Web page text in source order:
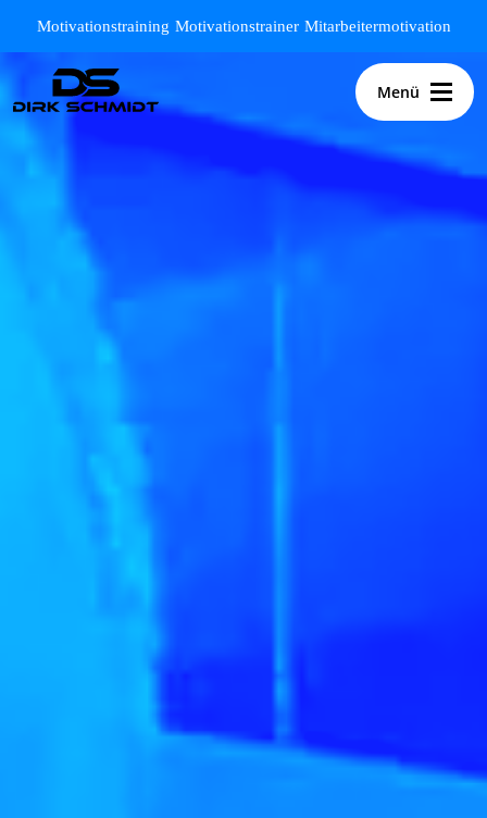
Motivationstraining Motivationstrainer Mitarbeitermotivation
Menü